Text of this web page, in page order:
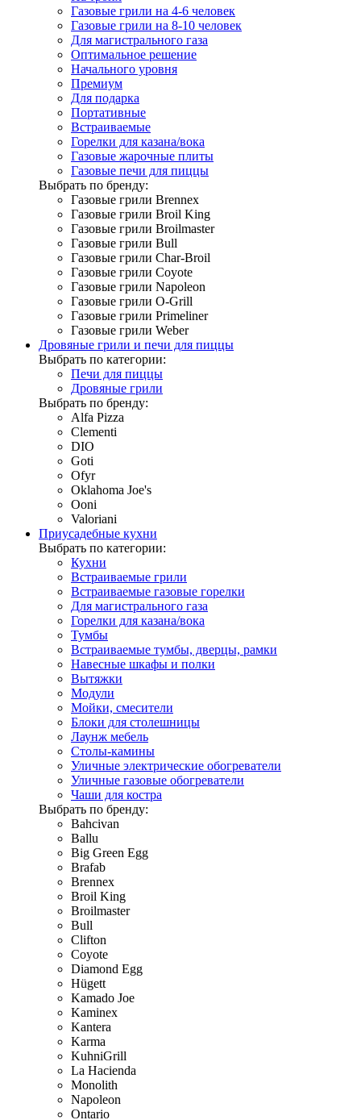
Газовые грили на 4-6 человек
Газовые грили на 8-10 человек
Для магистрального газа
Оптимальное решение
Начального уровня
Премиум
Для подарка
Портативные
Встраиваемые
Горелки для казана/вока
Газовые жарочные плиты
Газовые печи для пиццы
Выбрать по бренду:
Газовые грили Brennex
Газовые грили Broil King
Газовые грили Broilmaster
Газовые грили Bull
Газовые грили Char-Broil
Газовые грили Coyote
Газовые грили Napoleon
Газовые грили O-Grill
Газовые грили Primeliner
Газовые грили Weber
Дровяные грили и печи для пиццы
Выбрать по категории:
Печи для пиццы
Дровяные грили
Выбрать по бренду:
Alfa Pizza
Clementi
DIO
Goti
Ofyr
Oklahoma Joe's
Ooni
Valoriani
Приусадебные кухни
Выбрать по категории:
Кухни
Встраиваемые грили
Встраиваемые газовые горелки
Для магистрального газа
Горелки для казана/вока
Тумбы
Встраиваемые тумбы, дверцы, рамки
Навесные шкафы и полки
Вытяжки
Модули
Мойки, смесители
Блоки для столешницы
Лаунж мебель
Столы-камины
Уличные электрические обогреватели
Уличные газовые обогреватели
Чаши для костра
Выбрать по бренду:
Bahcivan
Ballu
Big Green Egg
Brafab
Brennex
Broil King
Broilmaster
Bull
Clifton
Coyote
Diamond Egg
Hügett
Kamado Joe
Kaminex
Kantera
Karma
KuhniGrill
La Hacienda
Monolith
Napoleon
Ontario